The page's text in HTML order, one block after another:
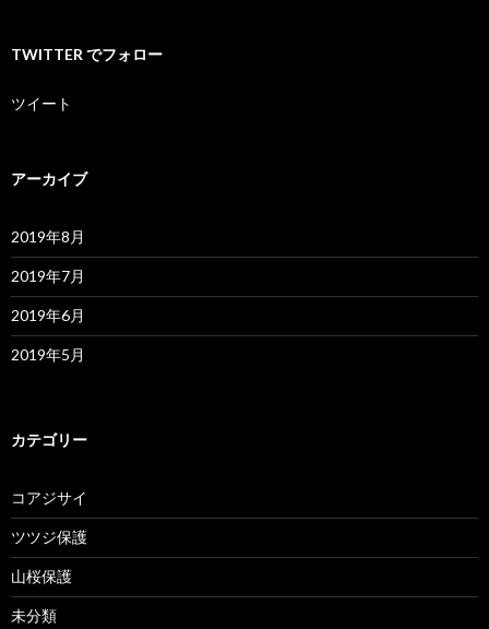
TWITTER でフォロー
ツイート
アーカイブ
2019年8月
2019年7月
2019年6月
2019年5月
カテゴリー
コアジサイ
ツツジ保護
山桜保護
未分類